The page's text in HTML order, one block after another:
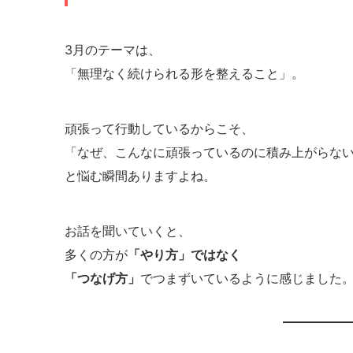
3月のテーマは、
「無理なく続けられる形を整えること」。
頑張って行動しているからこそ、
「なぜ、こんなに頑張っているのに積み上がらな
と悩む瞬間ありますよね。
お話を聞いていくと、
多くの方が 「やり方」ではなく
「つなげ方」 でつまずいているように感じました。